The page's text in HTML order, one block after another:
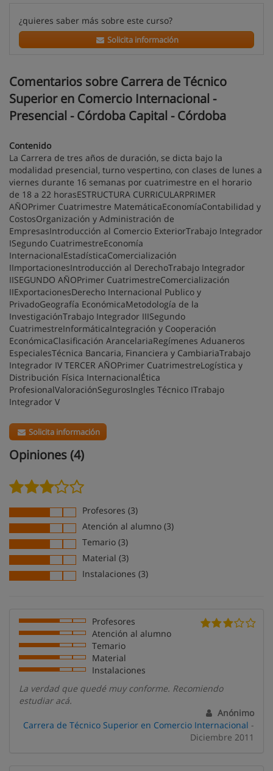
¿quieres saber más sobre este curso?
Solicita información
Comentarios sobre Carrera de Técnico
Superior en Comercio Internacional -
Presencial - Córdoba Capital - Córdoba
Contenido
La Carrera de tres años de duración, se dicta bajo la
modalidad presencial, turno vespertino, con clases de lunes a
viernes durante 16 semanas por cuatrimestre en el horario
de 18 a 22 horasESTRUCTURA CURRICULARPRIMER
AÑOPrimer Cuatrimestre MatemáticaEconomíaContabilidad y
CostosOrganización y Administración de
EmpresasIntroducción al Comercio ExteriorTrabajo Integrador
ISegundo CuatrimestreEconomía
InternacionalEstadísticaComercialización
IImportacionesIntroducción al DerechoTrabajo Integrador
IISEGUNDO AÑOPrimer CuatrimestreComercialización
IIExportacionesDerecho Internacional Publico y
PrivadoGeografía EconómicaMetodología de la
InvestigaciónTrabajo Integrador IIISegundo
CuatrimestreInformáticaIntegración y Cooperación
EconómicaClasificación ArancelariaRegímenes Aduaneros
EspecialesTécnica Bancaria, Financiera y CambiariaTrabajo
Integrador IV TERCER AÑOPrimer CuatrimestreLogística y
Distribución Física InternacionalÉtica
ProfesionalValoraciónSegurosIngles Técnico ITrabajo
Integrador V
Solicita información
Opiniones (4)
Profesores (3)
Atención al alumno (3)
Temario (3)
Material (3)
Instalaciones (3)
Profesores
Atención al alumno
Temario
Material
Instalaciones
La verdad que quedé muy conforme. Recomiendo
estudiar acá.
Anónimo
Carrera de Técnico Superior en Comercio Internacional -
Diciembre 2011